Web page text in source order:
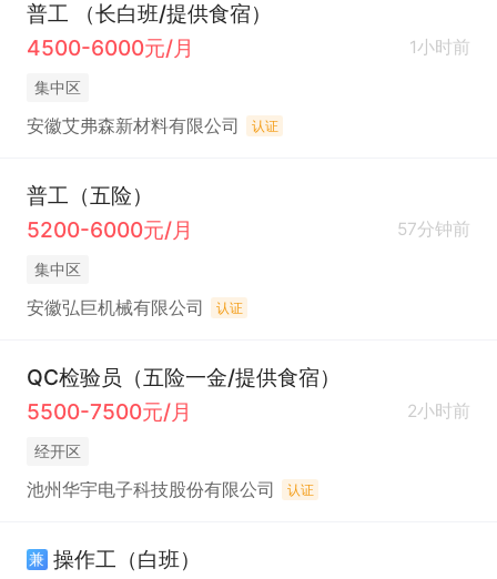
普工 （长白班/提供食宿）
4500-6000元/月
1小时前
集中区
安徽艾弗森新材料有限公司 认证
普工（五险）
5200-6000元/月
57分钟前
集中区
安徽弘巨机械有限公司 认证
QC检验员（五险一金/提供食宿）
5500-7500元/月
2小时前
经开区
池州华宇电子科技股份有限公司 认证
兼 操作工（白班）